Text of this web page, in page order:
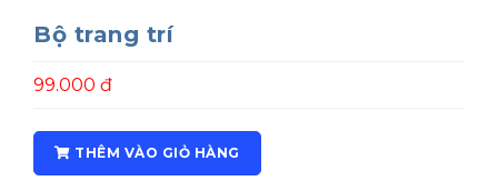
Bộ trang trí
99.000 đ
THÊM VÀO GIỎ HÀNG